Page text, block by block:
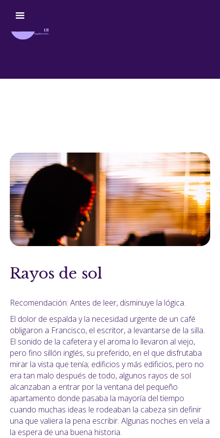
Rayos de sol
Recomendación: Antes de leer, disminuye la lógica.
El dolor de espalda y la necesidad urgente de un café
obligaron a Francisco, el escritor, a levantarse de la silla.
El sonido de la cafetera y el aroma lo llevaron al viejo,
pero fino sillón inglés, su preferido, en el que disfrutaba
mirar la vista que tenía; edificios y más edificios, pero no
era tan malo después de todo, algunos rayos de sol
alcanzaban a entrar por la ventana del pequeño
apartamento donde pasaba la mayoría del tiempo
cuando muchas ideas le rodeaban la cabeza sin definir
una que valiera la pena escribir. Algunas noches en vela a
la espera de una buena historia.